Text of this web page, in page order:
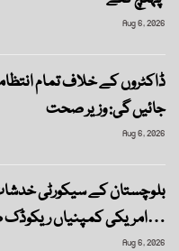
Aug 6, 2026
ڈاکٹروں کے خلاف تمام
جائیں گی: وزیر صحت
Aug 6, 2026
بلوچستان کے سیکورٹی
امریکی کمپنیاں ریکوڈک طرز…
Aug 6, 2026